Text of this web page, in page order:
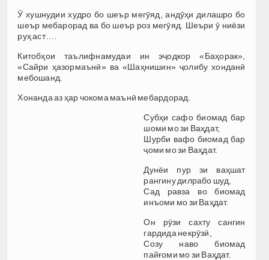
Ӯ хушнудии худро бо шеър мегӯяд, андӯҳи дилашро бо
шеър мебарорад ва бо шеър роз мегӯяд. Шеъри ӯ ниёзи
руҳ аст….
Китобҳои таълифнамудаи ин эҷодкор «Баҳорак»,
«Сайри ҳазормаънӣ» ва «Шаҳнишин» ҷолибу хонданӣ
мебошанд.
Хонанда аз ҳар чокома маънӣ мебардорад.
Субҳи сафо биомад бар
шоми мо зи Ваҳдат,
Шурби вафо биомад бар
ҷоми мо зи Ваҳдат.
Дунёи пур зи ваҳшат
рангину дилрабо шуд,
Сад равза во биомад
инъоми мо зи Ваҳдат.
Он рӯзи сахту сангин
гардида некрӯзӣ,
Созу наво биомад
пайғоми мо зи Ваҳдат.